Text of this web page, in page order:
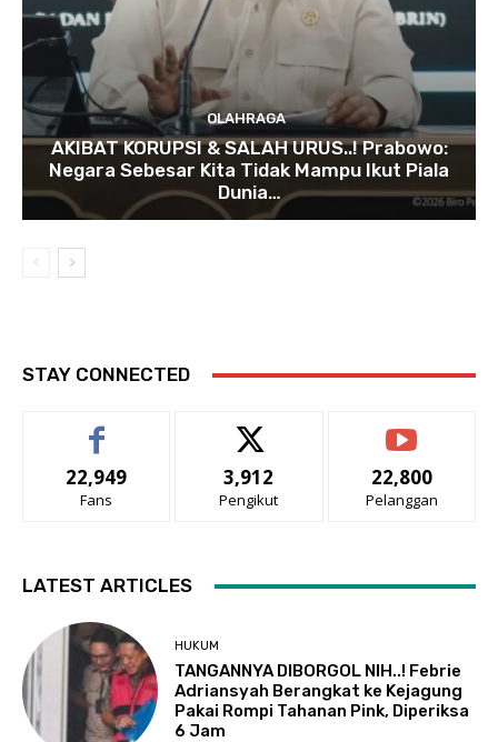
OLAHRAGA
AKIBAT KORUPSI & SALAH URUS..! Prabowo:
Negara Sebesar Kita Tidak Mampu Ikut Piala
Dunia…
STAY CONNECTED
22,949
Fans
3,912
Pengikut
22,800
Pelanggan
LATEST ARTICLES
HUKUM
TANGANNYA DIBORGOL NIH..! Febrie
Adriansyah Berangkat ke Kejagung
Pakai Rompi Tahanan Pink, Diperiksa
6 Jam